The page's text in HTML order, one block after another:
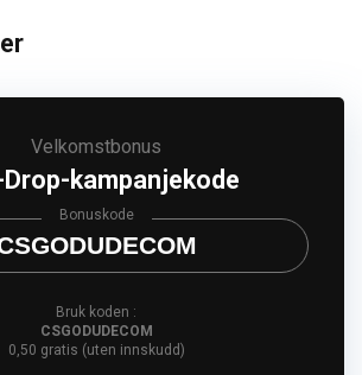
Velkomstbonus
Drop-kampanjekode
Bonuskode
Bruk koden :
CSGODUDECOM
0,50 gratis (uten innskudd)